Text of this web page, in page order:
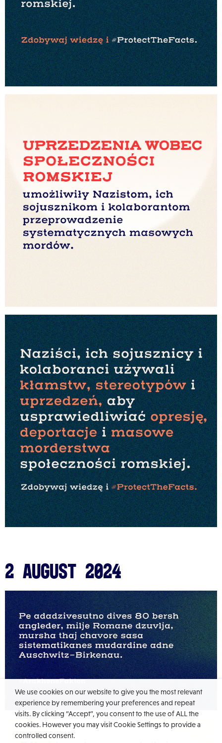
2 August 2024
We use cookies on our website to give you the most relevant
experience by remembering your preferences and repeat
visits. By clicking “Accept”, you consent to the use of ALL the
cookies. However you may visit Cookie Settings to provide a
controlled consent.